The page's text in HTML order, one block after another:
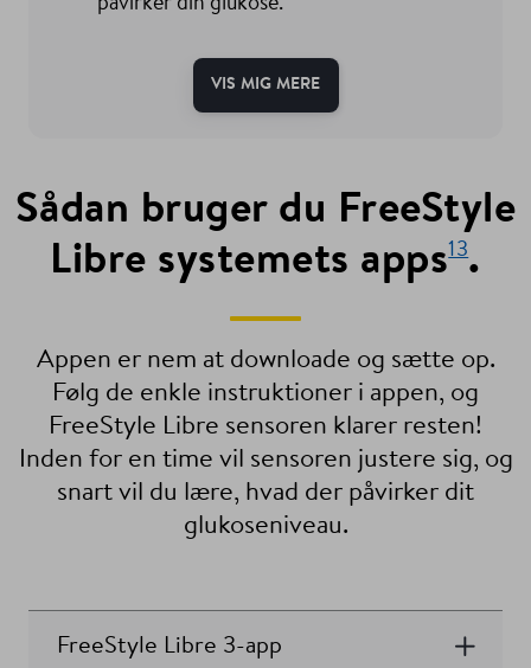
VIS MIG MERE
Sådan bruger du FreeStyle
Libre systemets apps13.
Appen er nem at downloade og sætte op.
Følg de enkle instruktioner i appen, og
FreeStyle Libre sensoren klarer resten!
Inden for en time vil sensoren justere sig, og
snart vil du lære, hvad der påvirker dit
glukoseniveau.
FreeStyle Libre 3-app